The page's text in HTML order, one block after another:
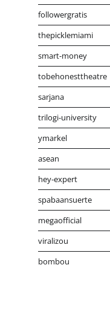
followergratis
thepicklemiami
smart-money
tobehonesttheatre
sarjana
trilogi-university
ymarkel
asean
hey-expert
spabaansuerte
megaofficial
viralizou
bombou